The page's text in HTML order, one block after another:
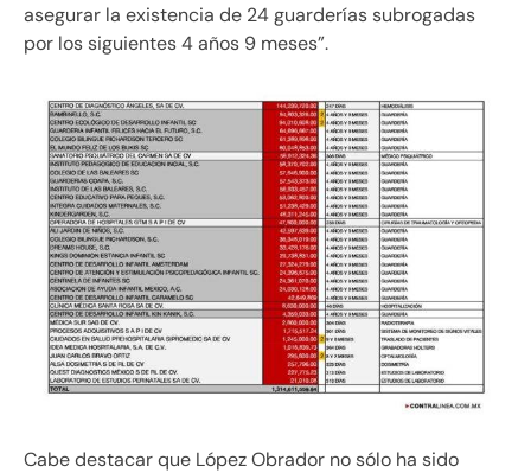
asegurar la existencia de 24 guarderías subrogadas
por los siguientes 4 años 9 meses”.
Cabe destacar que López Obrador no sólo ha sido